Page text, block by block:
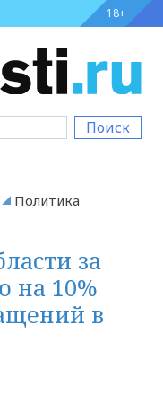
18+
Поиск
Политика
за
на 10%
в